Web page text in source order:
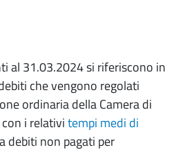
al 31.03.2024 si riferiscono in
che vengono regolati
ordinaria della Camera di
i relativitempi medi di
debiti non pagati per